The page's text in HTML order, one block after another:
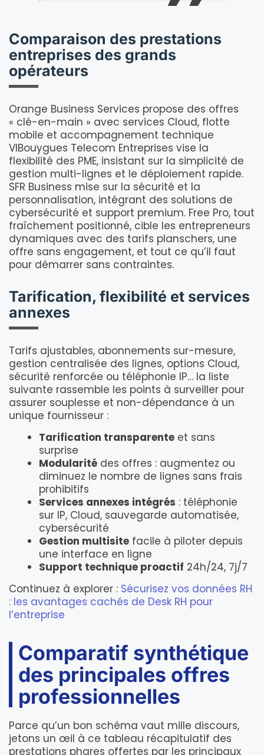
Comparaison des prestations
entreprises des grands
opérateurs
Orange Business Services propose des offres
« clé-en-main » avec services Cloud, flotte
mobile et accompagnement technique
VIBouygues Telecom Entreprises vise la
flexibilité des PME, insistant sur la simplicité de
gestion multi-lignes et le déploiement rapide.
SFR Business mise sur la sécurité et la
personnalisation, intégrant des solutions de
cybersécurité et support premium. Free Pro, tout
fraîchement positionné, cible les entrepreneurs
dynamiques avec des tarifs planschers, une
offre sans engagement, et tout ce qu’il faut
pour démarrer sans contraintes.
Tarification, flexibilité et services
annexes
Tarifs ajustables, abonnements sur-mesure,
gestion centralisée des lignes, options Cloud,
sécurité renforcée ou téléphonie IP… la liste
suivante rassemble les points à surveiller pour
assurer souplesse et non-dépendance à un
unique fournisseur :
Tarification transparente et sans
surprise
Modularité des offres : augmentez ou
diminuez le nombre de lignes sans frais
prohibitifs
Services annexes intégrés : téléphonie
sur IP, Cloud, sauvegarde automatisée,
cybersécurité
Gestion multisite facile à piloter depuis
une interface en ligne
Support technique proactif 24h/24, 7j/7
Continuez à explorer : Sécurisez vos données RH
: les avantages cachés de Desk RH pour
l’entreprise
Comparatif synthétique
des principales offres
professionnelles
Parce qu’un bon schéma vaut mille discours,
jetons un œil à ce tableau récapitulatif des
prestations phares offertes par les principaux